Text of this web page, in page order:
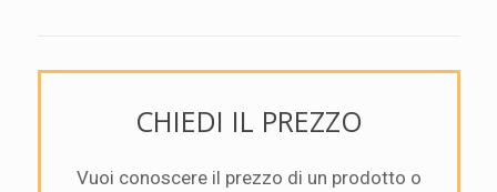
CHIEDI IL PREZZO
Vuoi conoscere il prezzo di un prodotto o